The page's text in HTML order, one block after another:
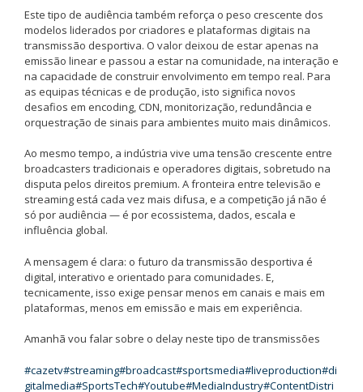
Este tipo de audiência também reforça o peso crescente dos
modelos liderados por criadores e plataformas digitais na
transmissão desportiva. O valor deixou de estar apenas na
emissão linear e passou a estar na comunidade, na interação e
na capacidade de construir envolvimento em tempo real. Para
as equipas técnicas e de produção, isto significa novos
desafios em encoding, CDN, monitorização, redundância e
orquestração de sinais para ambientes muito mais dinâmicos.
Ao mesmo tempo, a indústria vive uma tensão crescente entre
broadcasters tradicionais e operadores digitais, sobretudo na
disputa pelos direitos premium. A fronteira entre televisão e
streaming está cada vez mais difusa, e a competição já não é
só por audiência — é por ecossistema, dados, escala e
influência global.
A mensagem é clara: o futuro da transmissão desportiva é
digital, interativo e orientado para comunidades. E,
tecnicamente, isso exige pensar menos em canais e mais em
plataformas, menos em emissão e mais em experiência.
Amanhã vou falar sobre o delay neste tipo de transmissões
#cazetv#streaming#broadcast#sportsmedia#liveproduction#di
gitalmedia#SportsTech#Youtube#MediaIndustry#ContentDistri